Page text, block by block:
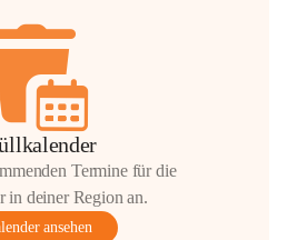
Termine für die
in deiner Region an.
ansehen